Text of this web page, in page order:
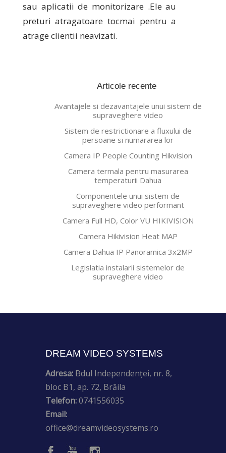
sau aplicatii de monitorizare .Ele au
preturi atragatoare tocmai pentru a
atrage clientii neavizati.
Articole recente
Avantajele si dezavantajele unui sistem de
supraveghere video
Sistem de restrictionare a fluxului de
persoane si numararea lor
Camera IP People Counting Hikvision
Camera termala pentru masurarea
temperaturii Dahua
Componentele unui sistem de
supraveghere video performant
Camera Full HD, Color VU HIKIVISION
Camera Hikivision Heat MAP
Camera Dahua IP Panoramica 3x2MP
Legislatia instalarii sistemelor de
supraveghere video
DREAM VIDEO SYSTEMS
Adresa:Bdul Independenței, nr. 8,
bloc B1, ap. 72, Brăila
Telefon: 0741556035
Email:
office@dreamvideosystems.ro